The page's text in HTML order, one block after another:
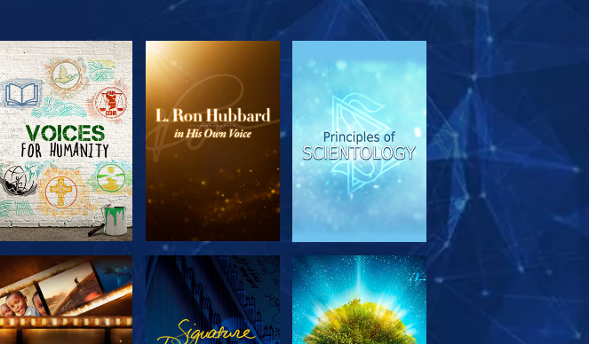
DÉCOUVRIR LES
SÉRIES
DÉCOUVRIR LES
SÉRIES
REGARDER